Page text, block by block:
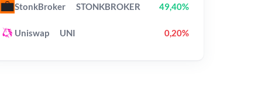
StonkBroker STONKBROKER 49,40%
Uniswap UNI 0,20%